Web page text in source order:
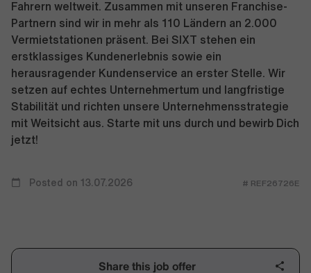
Fahrern weltweit. Zusammen mit unseren Franchise-
Partnern sind wir in mehr als 110 Ländern an 2.000
Vermietstationen präsent. Bei SIXT stehen ein
erstklassiges Kundenerlebnis sowie ein
herausragender Kundenservice an erster Stelle. Wir
setzen auf echtes Unternehmertum und langfristige
Stabilität und richten unsere Unternehmensstrategie
mit Weitsicht aus. Starte mit uns durch und bewirb Dich
jetzt!
Posted on 13.07.2026 # REF26726E
Share this job offer